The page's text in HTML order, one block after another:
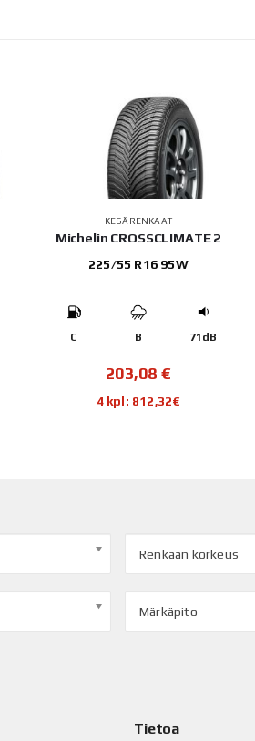
KESÄRENKAAT
Michelin CROSSCLIMATE 2
225/55 R16 95W
C B 71dB
203,08 €
4 kpl: 812,32€
Renkaan korkeus
Märkäpito
Tietoa